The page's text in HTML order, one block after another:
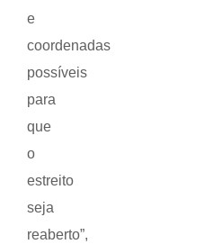
e
coordenadas
possíveis
para
que
o
estreito
seja
reaberto”,